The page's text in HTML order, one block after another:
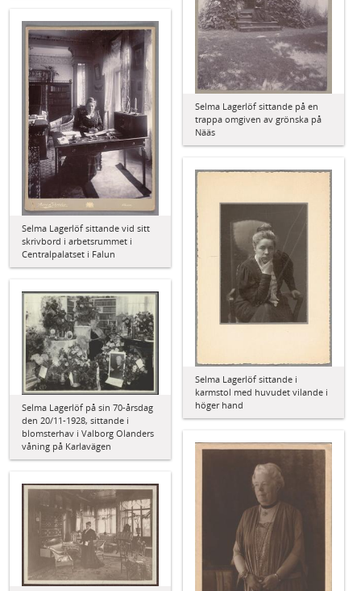
Selma Lagerlöf sittande på en
trappa omgiven av grönska på
Nääs
Selma Lagerlöf sittande vid sitt
skrivbord i arbetsrummet i
Centralpalatset i Falun
Selma Lagerlöf sittande i
karmstol med huvudet vilande i
höger hand
Selma Lagerlöf på sin 70-årsdag
den 20/11-1928, sittande i
blomsterhav i Valborg Olanders
våning på Karlavägen